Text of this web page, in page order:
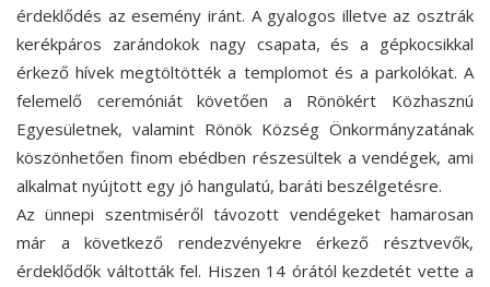
érdeklődés az esemény iránt. A gyalogos illetve az osztrák
kerékpáros zarándokok nagy csapata, és a gépkocsikkal
érkező hívek megtöltötték a templomot és a parkolókat. A
felemelő ceremóniát követően a Rönökért Közhasznú
Egyesületnek, valamint Rönök Község Önkormányzatának
köszönhetően finom ebédben részesültek a vendégek, ami
alkalmat nyújtott egy jó hangulatú, baráti beszélgetésre.
Az ünnepi szentmiséről távozott vendégeket hamarosan
már a következő rendezvényekre érkező résztvevők,
érdeklődők váltották fel. Hiszen 14 órától kezdetét vette a